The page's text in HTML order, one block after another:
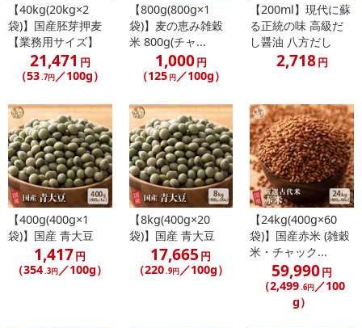
【40kg(20kg×2
袋)】国産胚芽押麦
【業務用サイズ】
21,471 円
（53 .7円 ／100g）
【800g(800g×1
袋)】麦の恵み雑穀
米 800g(チャ...
1,000円
（125 円／100g）
【200ml】現代に蘇
る正統の味 高級だ
し醤油 八方だし
2,718円
【400g(400g×1
袋)】国産 青大豆
1,417円
（354.3円／100g）
【8kg(400g×20
袋)】国産 青大豆
17,665 円
（220.9円／100g）
【24kg(400g×60
袋)】国産赤米 (雑穀
米・チャック...
59,990円
（2,499.6円／100
g）